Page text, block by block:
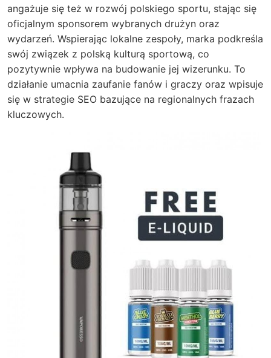
angażuje się też w rozwój polskiego sportu, stając się
oficjalnym sponsorem wybranych drużyn oraz
wydarzeń. Wspierając lokalne zespoły, marka podkreśla
swój związek z polską kulturą sportową, co
pozytywnie wpływa na budowanie jej wizerunku. To
działanie umacnia zaufanie fanów i graczy oraz wpisuje
się w strategie SEO bazujące na regionalnych frazach
kluczowych.